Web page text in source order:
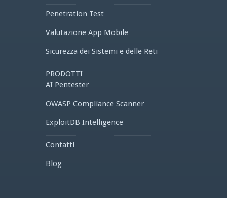
Penetration Test
Valutazione App Mobile
Sicurezza dei Sistemi e delle Reti
PRODOTTI
AI Pentester
OWASP Compliance Scanner
ExploitDB Intelligence
Contatti
Blog